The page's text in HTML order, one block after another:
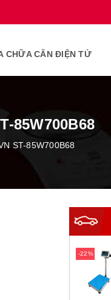
CHỮA CÂN ĐIỆN TỬ
85W700B68
ST-85W700B68
22%